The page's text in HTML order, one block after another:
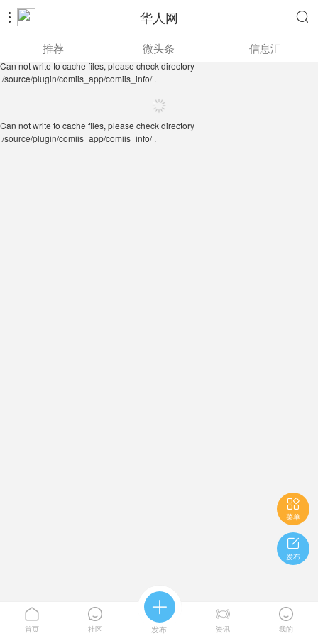
 华人网 
./source/plugin/comiis_app/comiis_info/ .
推荐 微头条 信息汇
Can not write to cache files, please check directory
./source/plugin/comiis_app/comiis_info/ .

菜单

发布

首页

社区

发布

资讯

我的
Can not write to cache files, please check directory
./source/plugin/comiis_app/comiis_info/ .